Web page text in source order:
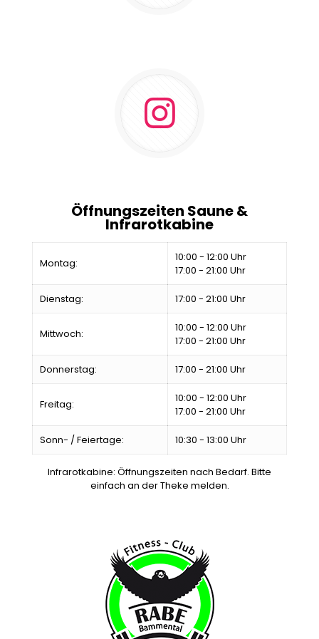
Öffnungszeiten Saune &
Infrarotkabine
Montag:
10:00 - 12:00 Uhr
17:00 - 21:00 Uhr
Dienstag: 17:00 - 21:00 Uhr
Mittwoch:
10:00 - 12:00 Uhr
17:00 - 21:00 Uhr
Donnerstag: 17:00 - 21:00 Uhr
Freitag:
10:00 - 12:00 Uhr
17:00 - 21:00 Uhr
Sonn- / Feiertage: 10:30 - 13:00 Uhr
Infrarotkabine: Öffnungszeiten nach Bedarf. Bitte
einfach an der Theke melden.